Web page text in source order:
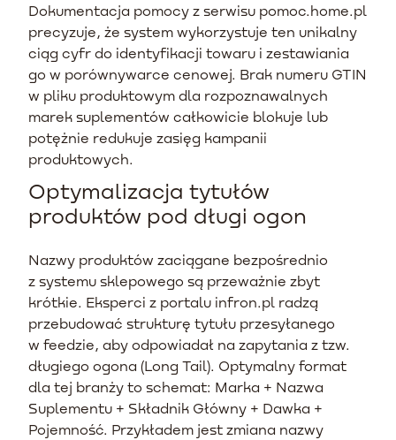
Dokumentacja pomocy z serwisu pomoc.home.pl
precyzuje, że system wykorzystuje ten unikalny
ciąg cyfr do identyfikacji towaru i zestawiania
go w porównywarce cenowej. Brak numeru GTIN
w pliku produktowym dla rozpoznawalnych
marek suplementów całkowicie blokuje lub
potężnie redukuje zasięg kampanii
produktowych.
Optymalizacja tytułów
produktów pod długi ogon
Nazwy produktów zaciągane bezpośrednio
z systemu sklepowego są przeważnie zbyt
krótkie. Eksperci z portalu infron.pl radzą
przebudować strukturę tytułu przesyłanego
w feedzie, aby odpowiadał na zapytania z tzw.
długiego ogona (Long Tail). Optymalny format
dla tej branży to schemat: Marka + Nazwa
Suplementu + Składnik Główny + Dawka +
Pojemność. Przykładem jest zmiana nazwy